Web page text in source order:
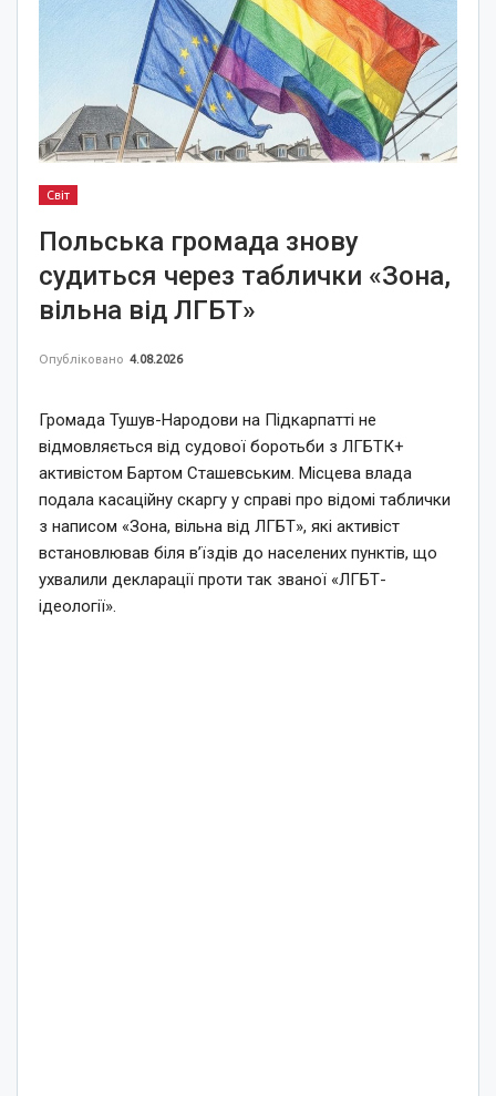
Світ
Польська громада знову
судиться через таблички «Зона,
вільна від ЛГБТ»
Опубліковано 4.08.2026
Громада Тушув-Народови на Підкарпатті не
відмовляється від судової боротьби з ЛГБТК+
активістом Бартом Сташевським. Місцева влада
подала касаційну скаргу у справі про відомі таблички
з написом «Зона, вільна від ЛГБТ», які активіст
встановлював біля в’їздів до населених пунктів, що
ухвалили декларації проти так званої «ЛГБТ-
ідеології».